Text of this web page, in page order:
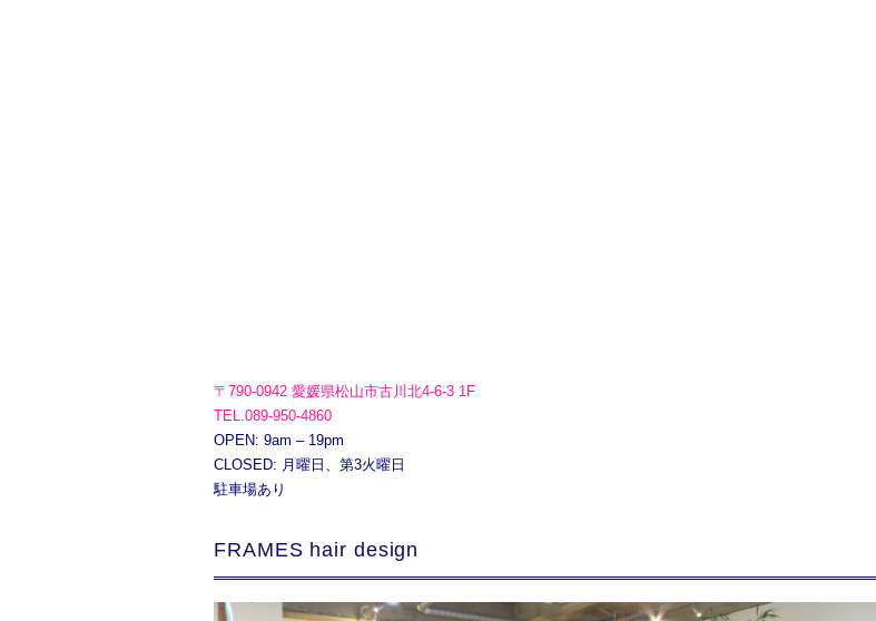
〒790-0942 愛媛県松山市古川北4-6-3 1F
TEL.089-950-4860
OPEN: 9am – 19pm
CLOSED: 月曜日、第3火曜日
駐車場あり
FRAMES hair design